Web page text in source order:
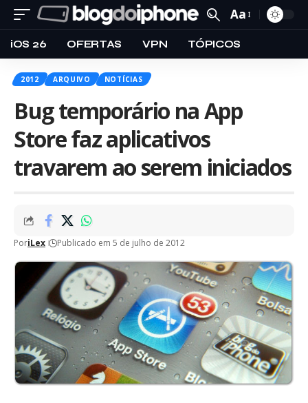
Aa
iOS 26 OFERTAS VPN TÓPICOS
2012 ARQUIVO NOTÍCIAS
Bug temporário na App
Store faz aplicativos
travarem ao serem iniciados
PoriLex Publicado em 5 de julho de 2012